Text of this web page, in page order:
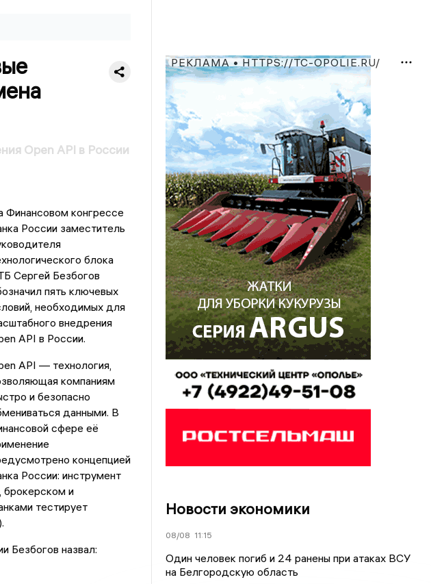
Open API в России
Финансовом конгрессе
России заместитель
блока
Сергей Безбогов
пять ключевых
необходимых для
внедрения
API в России.
API — технология,
компаниям
и безопасно
данными. В
сфере её
концепцией
России: инструмент
брокерском и
тестирует
Безбогов назвал:
РЕКЛАМА • HTTPS://TC-OPOLIE.RU/
Новости экономики
08/08 11:15
Один человек погиб и 24 ранены при атаках ВСУ
на Белгородскую область